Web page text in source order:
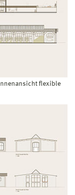
flexible